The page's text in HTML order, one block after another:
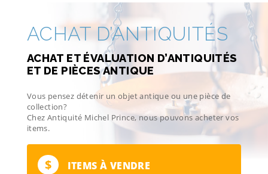
ACHAT D’ANTIQUITÉS
ACHAT ET ÉVALUATION D’ANTIQUITÉS
ET DE PIÈCES ANTIQUE
Vous pensez détenir un objet antique ou une pièce de
collection?
Chez Antiquité Michel Prince, nous pouvons acheter vos
items.
$ ITEMS À VENDRE